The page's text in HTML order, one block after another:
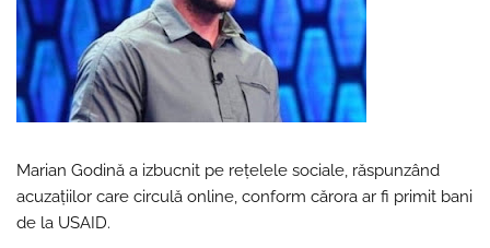
Marian Godină a izbucnit pe rețelele sociale, răspunzând
acuzațiilor care circulă online, conform cărora ar fi primit bani
de la USAID.